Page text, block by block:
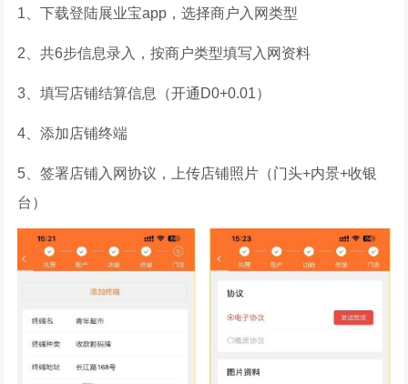
1、下载登陆展业宝app，选择商户入网类型
2、共6步信息录入，按商户类型填写入网资料
3、填写店铺结算信息（开通D0+0.01）
4、添加店铺终端
5、签署店铺入网协议，上传店铺照片（门头+内景+收银
台）